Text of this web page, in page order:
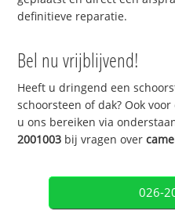
definitieve reparatie.
Bel nu vrijblijvend!
Heeft u dringend een
schoorsteen of dak? Ook
u ons bereiken via
2001003 bij vragen over
026-